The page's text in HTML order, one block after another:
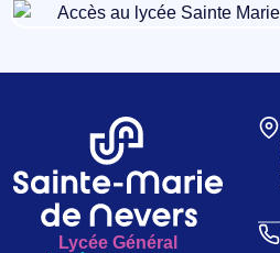
Lycée Général